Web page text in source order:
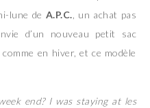
lune de A.P.C. , un achat pas
d’un nouveau petit sac
en hiver, et ce modèle
end? I was staying at les